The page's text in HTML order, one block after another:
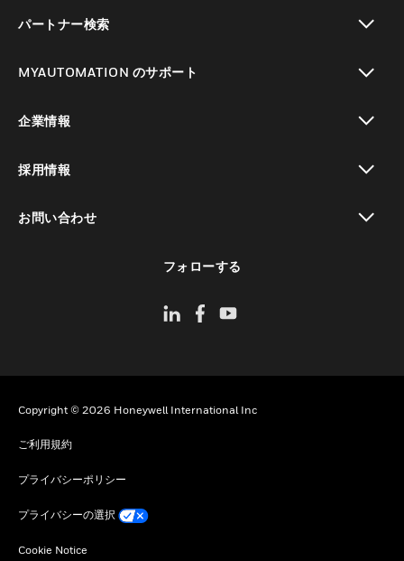
パートナー検索
MYAUTOMATION のサポート
企業情報
採用情報
お問い合わせ
フォローする
Copyright © 2026 Honeywell International Inc
ご利用規約
プライバシーポリシー
プライバシーの選択
Cookie Notice